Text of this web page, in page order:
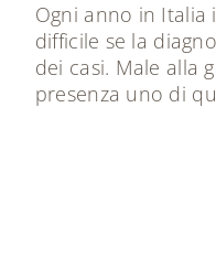
Ogni anno in Italia
difficile se la
dei casi. Male alla
presenza uno di